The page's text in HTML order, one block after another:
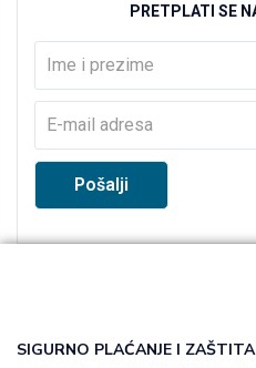
PRETPLATI SE
SIGURNO PLAĆANJE I